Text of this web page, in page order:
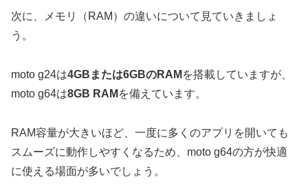
次に、メモリ（RAM）の違いについて見ていきましょ
う。
moto g24は4GBまたは6GBのRAM を搭載していますが、
moto g64は8GB RAM を備えています。
RAM容量が大きいほど、一度に多くのアプリを開いても
スムーズに動作しやすくなるため、moto g64の方が快適
に使える場面が多いでしょう。